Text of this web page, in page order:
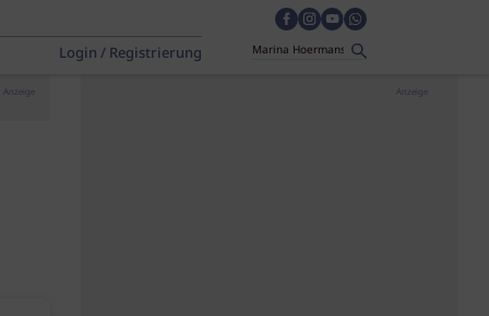
Login / Registrierung
Anzeige Anzeige